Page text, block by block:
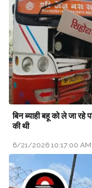
बिन ब्याही बहू को ले जा
की थी
6/21/2026 10:17:00 AM